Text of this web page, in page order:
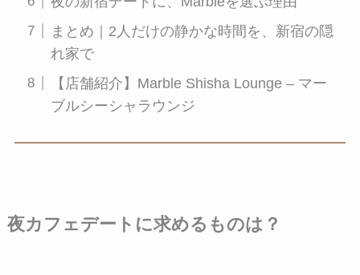
まとめ｜2人だけの静かな時間を、新宿の隠
れ家で
【店舗紹介】Marble Shisha Lounge – マー
ブルシーシャラウンジ
夜カフェデートに求めるものは？